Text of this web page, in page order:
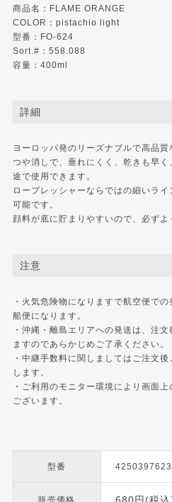
商品名：FLAME ORANGE
COLOR：pistachio light
型番：FO-624
Sort.#：558.088
容量：400ml
詳細
ヨーロッパ発のリーズナブルで高品質
つや消しで、垂れにくく、乾きも早
途で使用できます。
ロープレッシャーならではの細いラ
可能です。
顔料が底に貯まりやすいので、必ずよ
注意
・火気危険物になりますで航空便で
船便になります。
・沖縄・離島エリアへの発送は、注
ますのであらかじめご了承ください。
・中継手数料に関しましてはご注文
します。
・ご利用のモニター環境により画面
ございます。
型番